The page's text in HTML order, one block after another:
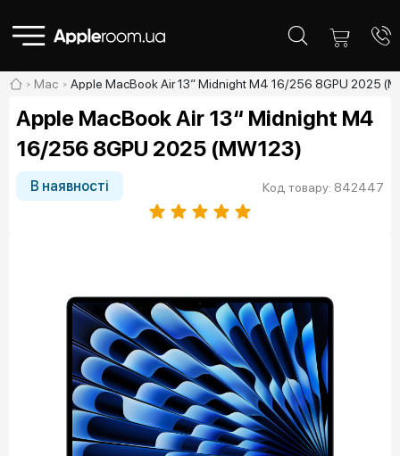
Mac Apple MacBook Air 13“ Midnight M4 16/256 8GPU 2025
Apple MacBook Air 13“ Midnight M4
16/256 8GPU 2025 (MW123)
В наявності Код товару: 842447